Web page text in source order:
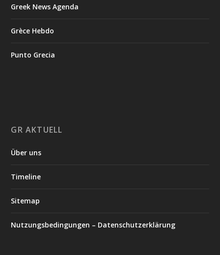
Greek News Agenda
Grèce Hebdo
Punto Grecia
GR AKTUELL
Über uns
Timeline
Sitemap
Nutzungsbedingungen – Datenschutzerklärung